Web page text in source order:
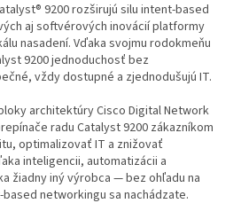
9200 rozširujú silu intent-based
aj softvérových inovácií platformy
nasadení. Vďaka svojmu rodokmeňu
9200 jednoduchosť bez
vždy dostupné a zjednodušujú IT.
architektúry Cisco Digital Network
radu Catalyst 9200 zákazníkom
optimalizovať IT a znižovať
inteligencii, automatizácii a
žiadny iný výrobca — bez ohľadu na
networkingu sa nachádzate.